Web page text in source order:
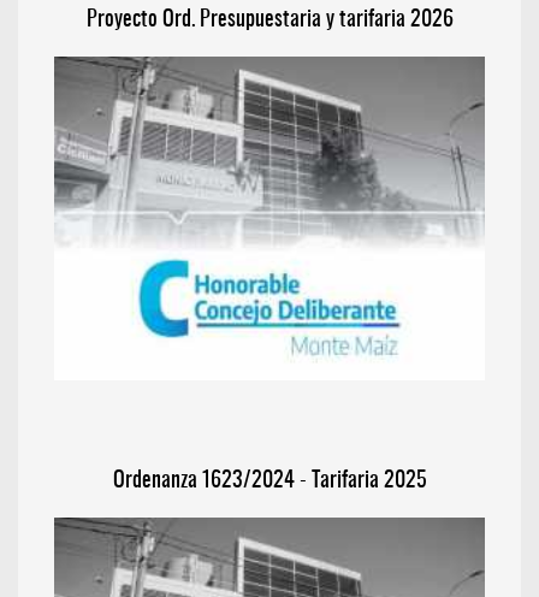
Proyecto Ord. Presupuestaria y tarifaria 2026
Ordenanza 1623/2024 - Tarifaria 2025